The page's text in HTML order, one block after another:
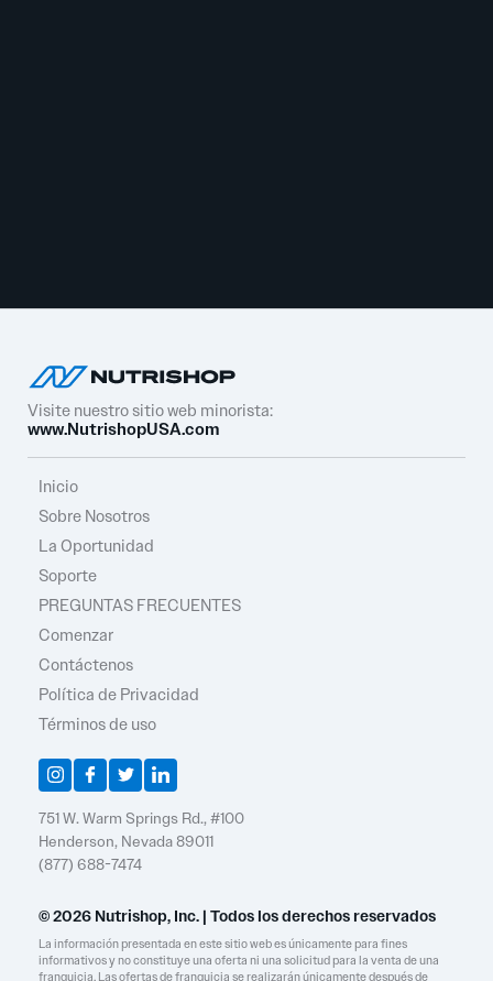
Visite nuestro sitio web minorista:
www.NutrishopUSA.com
Inicio
Sobre Nosotros
La Oportunidad
Soporte
PREGUNTAS FRECUENTES
Comenzar
Contáctenos
Política de Privacidad
Términos de uso
751 W. Warm Springs Rd., #100
Henderson, Nevada 89011
(877) 688-7474
© 2026 Nutrishop, Inc. | Todos los derechos reservados
La información presentada en este sitio web es únicamente para fines
informativos y no constituye una oferta ni una solicitud para la venta de una
franquicia. Las ofertas de franquicia se realizarán únicamente después de